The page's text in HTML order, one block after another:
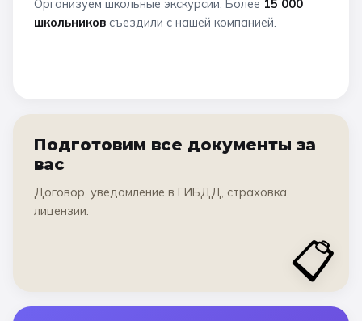
Организуем школьные экскурсии. Более 15 000
школьников съездили с нашей компанией.
Подготовим все документы за
вас
Договор, уведомление в ГИБДД, страховка,
лицензии.
📋